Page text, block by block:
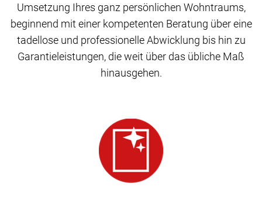
Umsetzung Ihres ganz persönlichen Wohntraums,
beginnend mit einer kompetenten Beratung über eine
tadellose und professionelle Abwicklung bis hin zu
Garantieleistungen, die weit über das übliche Maß
hinausgehen.